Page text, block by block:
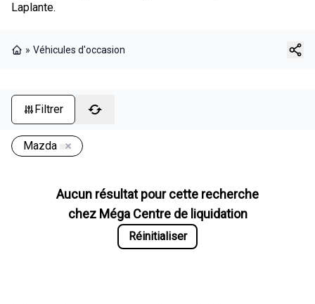
Laplante.
» Véhicules d'occasion
Filtrer
Mazda
Aucun résultat pour cette recherche
chez Méga Centre de liquidation
Réinitialiser